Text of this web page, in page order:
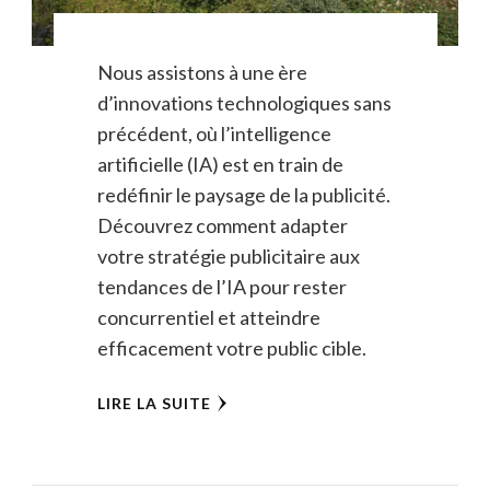
Nous assistons à une ère
d’innovations technologiques sans
précédent, où l’intelligence
artificielle (IA) est en train de
redéfinir le paysage de la publicité.
Découvrez comment adapter
votre stratégie publicitaire aux
tendances de l’IA pour rester
concurrentiel et atteindre
efficacement votre public cible.
LIRE LA SUITE